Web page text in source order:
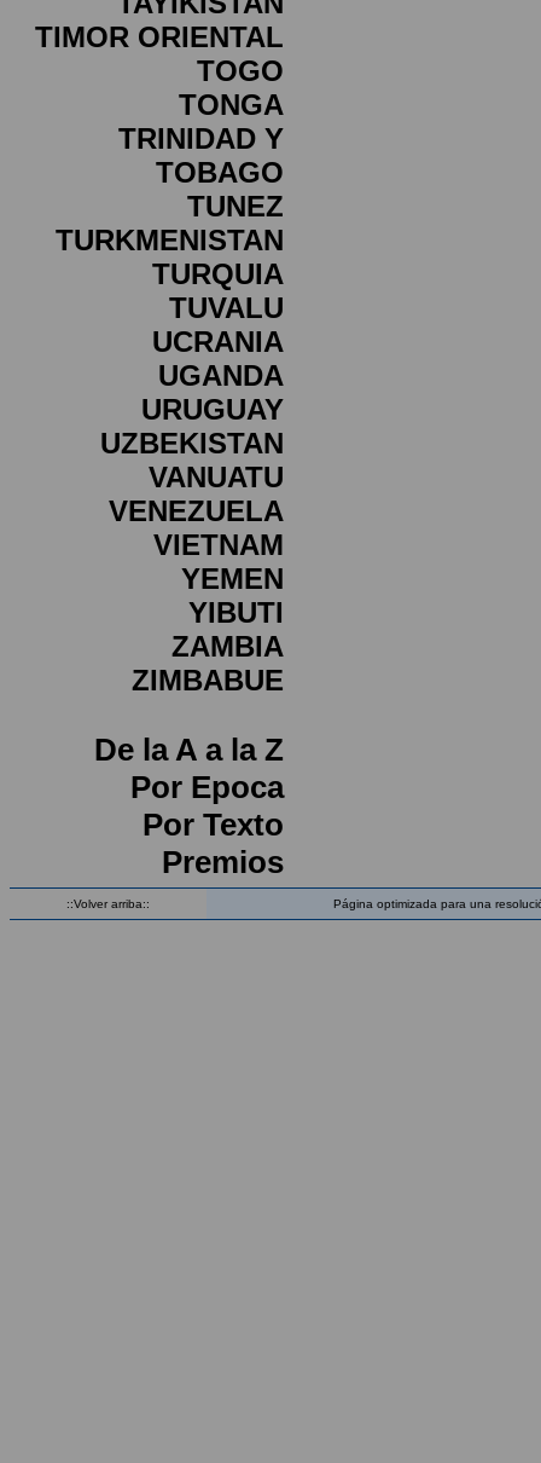
TIMOR ORIENTAL
TOGO
TONGA
TRINIDAD Y
TOBAGO
TUNEZ
TURKMENISTAN
TURQUIA
TUVALU
UCRANIA
UGANDA
URUGUAY
UZBEKISTAN
VANUATU
VENEZUELA
VIETNAM
YEMEN
YIBUTI
ZAMBIA
ZIMBABUE
De la A a la Z
Por Epoca
Por Texto
Premios
::Volver arriba:: Página optimizada para una